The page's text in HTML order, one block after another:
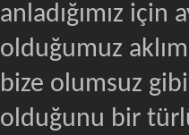
anladığımız için
olduğumuz
bize olumsuz
olduğunu bir